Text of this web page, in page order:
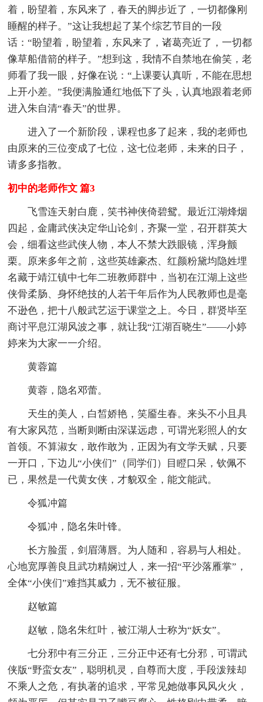
着，盼望着，东风来了，春天的脚步近了，一切都像刚
睡醒的样子。”这让我想起了某个综艺节目的一段
话：“盼望着，盼望着，东风来了，诸葛亮近了，一切都
像草船借箭的样子。”想到这，我情不自禁地在偷笑，老
师看了我一眼，好像在说：“上课要认真听，不能在思想
上开小差。”我便满脸通红地低下了头，认真地跟着老师
进入朱自清“春天”的世界。
进入了一个新阶段，课程也多了起来，我的老师也
由原来的三位变成了七位，这七位老师，未来的日子，
请多多指教。
初中的老师作文 篇3
飞雪连天射白鹿，笑书神侠倚碧鸳。最近江湖烽烟
四起，金庸武侠决定华山论剑，齐聚一堂，召开群英大
会，细看这些武侠人物，本人不禁大跌眼镜，浑身颤
栗。原来多年之前，这些英雄豪杰、红颜粉黛均隐姓埋
名藏于靖江镇中七年二班教师群中，当初在江湖上这些
侠骨柔肠、身怀绝技的人若干年后作为人民教师也是毫
不逊色，把十八般武艺运于课堂之上。今日，群贤毕至
商讨平息江湖风波之事，就让我“江湖百晓生”——小婷
婷来为大家一一介绍。
黄蓉篇
黄蓉，隐名邓蕾。
天生的美人，白皙娇艳，笑靥生春。来头不小且具
有大家风范，当断则断由深谋远虑，可谓光彩照人的女
首领。不算淑女，敢作敢为，正因为有文学天赋，只要
一开口，下边儿“小侠们”（同学们）目瞪口呆，钦佩不
已，果然是一代黄女侠，才貌双全，能文能武。
令狐冲篇
令狐冲，隐名朱叶锋。
长方脸蛋，剑眉薄唇。为人随和，容易与人相处。
心地宽厚善良且武功精娴过人，来一招“平沙落雁掌”，
全体“小侠们”难挡其威力，无不被征服。
赵敏篇
赵敏，隐名朱红叶，被江湖人士称为“妖女”。
七分邪中有三分正，三分正中还有七分邪，可谓武
侠版“野蛮女友”，聪明机灵，自尊而大度，手段泼辣却
不乘人之危，有执著的追求，平常见她做事风风火火，